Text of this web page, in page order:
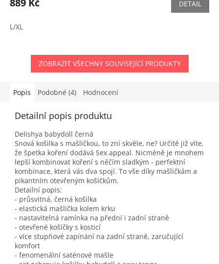
889 Kč DETAIL
L/XL
ZOBRAZIT VŠECHNY SOUVISEJÍCÍ PRODUKTY
Popis Podobné (4) Hodnocení
Detailní popis produktu
Delishya babydoll černá
Snová košilka s mašličkou, to zní skvěle, ne? Určitě již víte,
že špetka koření dodává Sex appeal. Nicméně je mnohem
lepší kombinovat koření s něčím sladkým - perfektní
kombinace, která vás dva spojí. To vše díky mašličkám a
pikantním otevřeným košíčkům.
Detailní popis:
- průsvitná, černá košilka
- elastická mašlička kolem krku
- nastavitelná ramínka na přední i zadní straně
- otevřené košíčky s kosticí
- více stupňové zapínání na zadní straně, zaručující
komfort
- fenomenální saténové mašle